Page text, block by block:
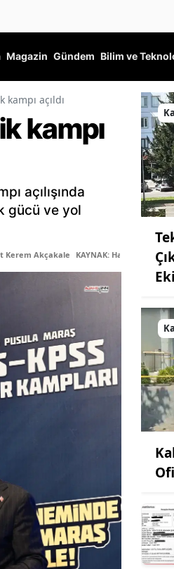
Magazin Gündem Bilim ve
açıldı
kampı
açılışında
gücü ve yol
Kerem Akçakale KAYNAK: Haber Merkezi